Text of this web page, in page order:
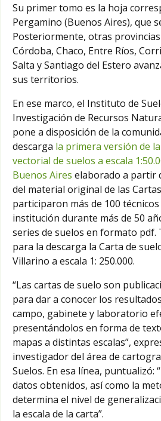
Su primer tomo es la hoja
Pergamino (Buenos Aires), que
Posteriormente, otras provincias
Córdoba, Chaco, Entre Ríos,
Salta y Santiago del Estero
sus territorios.
En ese marco, el Instituto de
Investigación de Recursos
pone a disposición de la
descarga la primera versión de
vectorial de suelos a escala
Buenos Aires elaborado a partir
del material original de las
participaron más de 100
institución durante más de 50
series de suelos en formato pdf.
para la descarga la Carta de
Villarino a escala 1: 250.000.
“Las cartas de suelo son
para dar a conocer los
campo, gabinete y laboratorio
presentándolos en forma de
mapas a distintas escalas”,
investigador del área de
Suelos. En esa línea, puntualizó:
datos obtenidos, así como la
determina el nivel de
la escala de la carta”.